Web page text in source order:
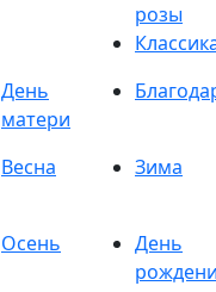
розы
День
матери
Весна Зима
Осень
День